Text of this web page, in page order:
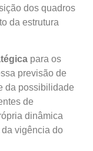
dos quadros
da estrutura
para os
previsão de
da possibilidade
de
dinâmica
vigência do